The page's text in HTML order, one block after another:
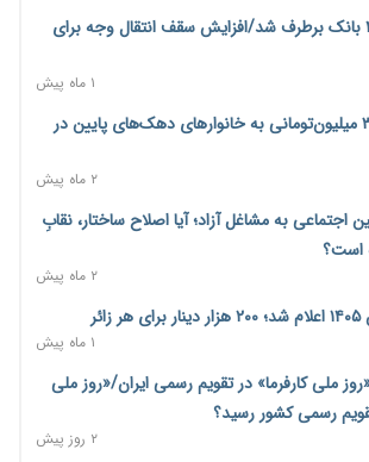
شبکه بانکی؛ افزایش سپرده قانونی با هدف
۱ روز پیش
ترمز تولید خودرو کشیده شد؛ افت ۲۵ درصدی تیراژ ایران‌خودرو،
۱ روز پیش
مانع بزرگ خانه‌دار شدن مستأجران
مرزهای زمینی به راهبرد تأمین کالاهای
۱ روز پیش
شکاف دستمزد و هزینه معیشت هر روز عمیق‌تر
۱ روز پیش
اختلال خدمات ۴ بانک برطرف شد/افزایش سقف انتقال وجه برای
۱ ماه پیش
پرداخت اعتبار ۳۰ میلیون‌تومانی به خانوارهای دهک‌های پایین در
۲ ماه پیش
به مشاغل آزاد؛ آیا اصلاح ساختار، نقابِ
است؟
۲ ماه پیش
۱ ماه پیش
«روز ملی کارفرما» در تقویم رسمی ایران/«روز ملی
رسمی کشور رسید؟
۲ روز پیش